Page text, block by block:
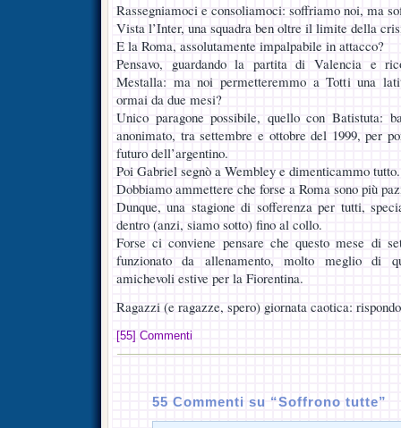
Rassegniamoci e consoliamoci: soffriamo noi, ma
Vista l’Inter, una squadra ben oltre il limite della
E la Roma, assolutamente impalpabile in attacco?
Pensavo, guardando la partita di Valencia e
Mestalla: ma noi permetteremmo a Totti una
ormai da due mesi?
Unico paragone possibile, quello con Batistuta:
anonimato, tra settembre e ottobre del 1999, per
futuro dell’argentino.
Poi Gabriel segnò a Wembley e dimenticammo tutto.
Dobbiamo ammettere che forse a Roma sono più
Dunque, una stagione di sofferenza per tutti,
dentro (anzi, siamo sotto) fino al collo.
Forse ci conviene pensare che questo mese di
funzionato da allenamento, molto meglio di
amichevoli estive per la Fiorentina.
Ragazzi (e ragazze, spero) giornata caotica:
[55] Commenti
55 Commenti su “Soffrono tutte”